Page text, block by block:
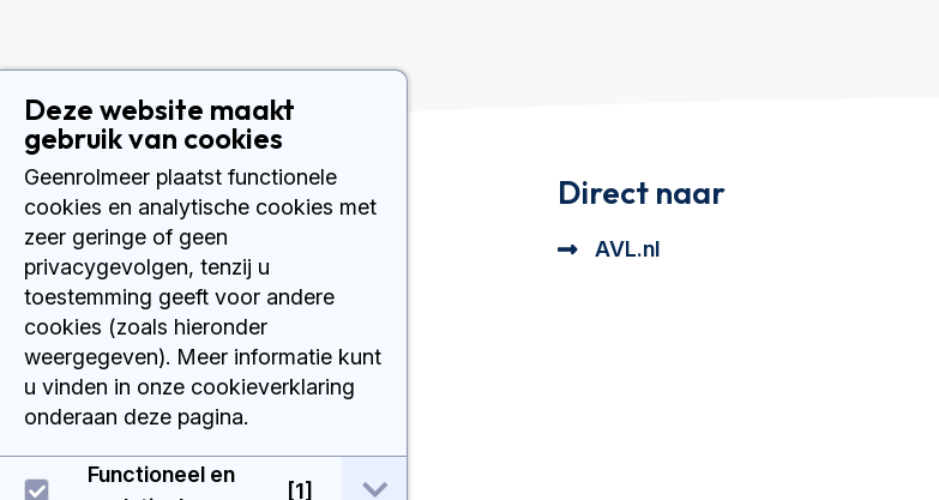
Contact
Plesmanlaan 121
1066 CX Amsterdam
020 512 9111
Direct naar
AVL.nl
Deze website maakt
gebruik van cookies
Geenrolmeer plaatst functionele
cookies en analytische cookies met
zeer geringe of geen
privacygevolgen, tenzij u
toestemming geeft voor andere
cookies (zoals hieronder
weergegeven). Meer informatie kunt
u vinden in onze cookieverklaring
onderaan deze pagina.
Functioneel en
[1] open / sluit Functioneel en analytisch cookie beschrijving